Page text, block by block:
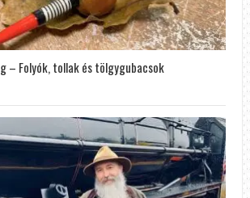
– Folyók, tollak és tölgygubacsok